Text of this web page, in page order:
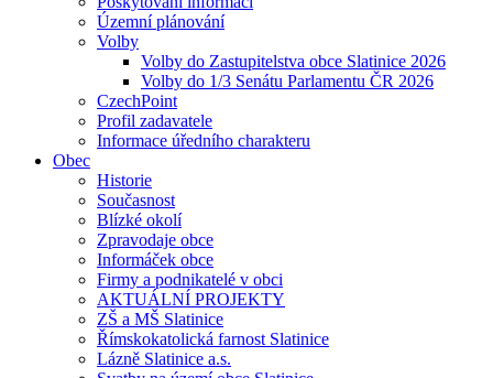
Územní plánování
Volby
Volby do Zastupitelstva obce Slatinice 2026
Volby do 1/3 Senátu Parlamentu ČR 2026
CzechPoint
Profil zadavatele
Informace úředního charakteru
Obec
Historie
Současnost
Blízké okolí
Zpravodaje obce
Informáček obce
Firmy a podnikatelé v obci
AKTUÁLNÍ PROJEKTY
ZŠ a MŠ Slatinice
Římskokatolická farnost Slatinice
Lázně Slatinice a.s.